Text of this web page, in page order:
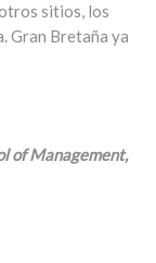
sitios, los
Gran Bretaña ya
of Management,